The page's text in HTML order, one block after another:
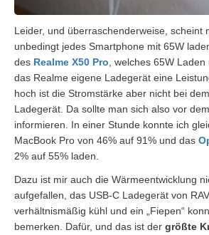
Leider, und überraschenderweise, scheint
unbedingt jedes Smartphone mit 65W
des Realme X50 Pro , welches 65W
das Realme eigene Ladegerät eine
hoch ist die Stromstärke aber nicht bei
Ladegerät. Da sollte man sich also vor
informieren. In einer Stunde konnte ich
MacBook Pro von 46% auf 91% und das
2% auf 55% laden.
Dazu ist mir auch die Wärmeentwicklung
aufgefallen, das USB-C Ladegerät von
verhältnismäßig kühl und ein „Fiepen“
bemerken. Dafür, und das ist der größte